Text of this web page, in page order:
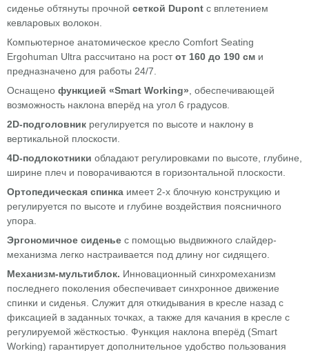
сиденье обтянуты прочной сеткой Dupont с вплетением
кевларовых волокон.
Компьютерное анатомическое кресло Comfort Seating
Ergohuman Ultra рассчитано на ростот 160 до 190 см и
предназначено для работы 24/7.
Оснащено функцией «Smart Working» , обеспечивающей
возможность наклона вперёд на угол 6 градусов.
2D-подголовник регулируется по высоте и наклону в
вертикальной плоскости.
4D-подлокотники обладают регулировками по высоте, глубине,
ширине плеч и поворачиваются в горизонтальной плоскости.
Ортопедическая спинка имеет 2-х блочную конструкцию и
регулируется по высоте и глубине воздействия поясничного
упора.
Эргономичное сиденье с помощью выдвижного слайдер-
механизма легко настраивается под длину ног сидящего.
Механизм-мультиблок. Инновационный синхромеханизм
последнего поколения обеспечивает синхронное движение
спинки и сиденья. Служит для откидывания в кресле назад с
фиксацией в заданных точках, а также для качания в кресле с
регулируемой жёсткостью. Функция наклона вперёд (Smart
Working) гарантирует дополнительное удобство пользования